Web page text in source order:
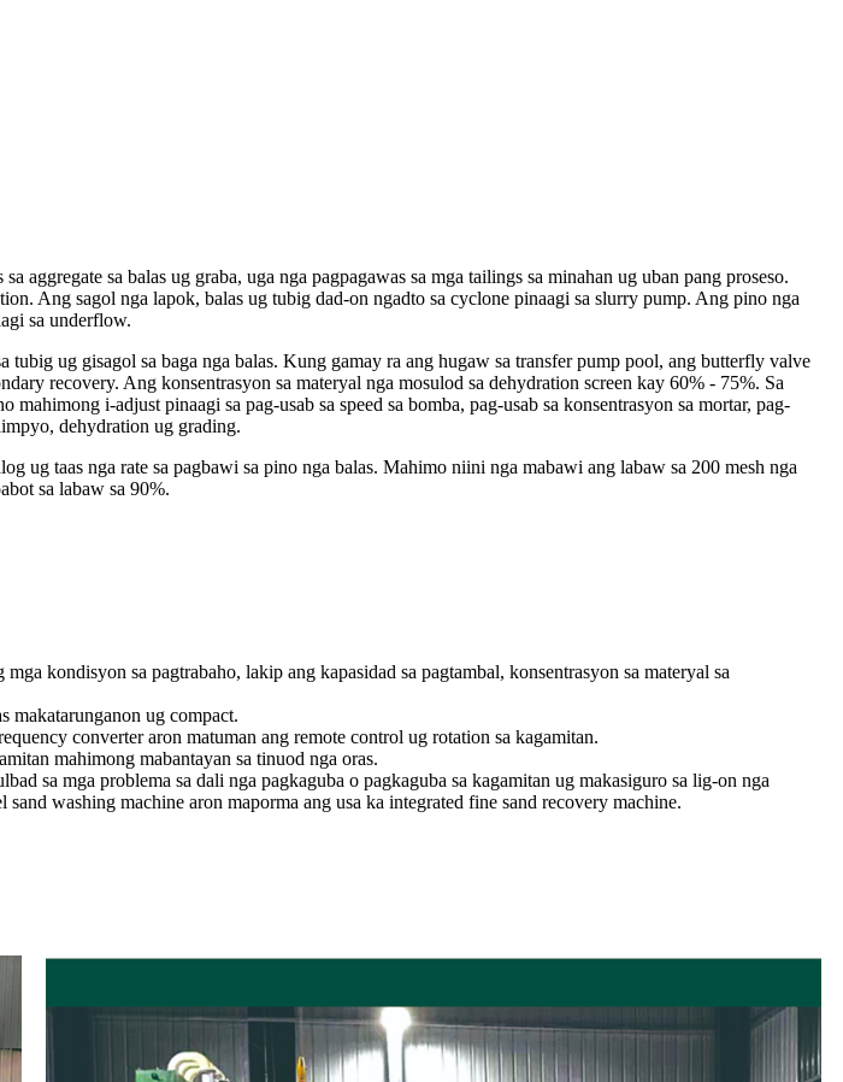
sa balas ug graba, uga nga pagpagawas sa mga tailings sa minahan ug uban pang proseso.
Ang sagol nga lapok, balas ug tubig dad-on ngadto sa cyclone pinaagi sa slurry pump. Ang pino nga
sa underflow.
ug gisagol sa baga nga balas. Kung gamay ra ang hugaw sa transfer pump pool, ang butterfly valve
recovery. Ang konsentrasyon sa materyal nga mosulod sa dehydration screen kay 60% - 75%. Sa
i-adjust pinaagi sa pag-usab sa speed sa bomba, pag-usab sa konsentrasyon sa mortar, pag-
dehydration ug grading.
ug taas nga rate sa pagbawi sa pino nga balas. Mahimo niini nga mabawi ang labaw sa 200 mesh nga
sa labaw sa 90%.
kondisyon sa pagtrabaho, lakip ang kapasidad sa pagtambal, konsentrasyon sa materyal sa
makatarunganon ug compact.
converter aron matuman ang remote control ug rotation sa kagamitan.
mahimong mabantayan sa tinuod nga oras.
sa mga problema sa dali nga pagkaguba o pagkaguba sa kagamitan ug makasiguro sa lig-on nga
washing machine aron maporma ang usa ka integrated fine sand recovery machine.